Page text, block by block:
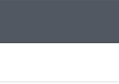
Serwis Informacyjny Miasta